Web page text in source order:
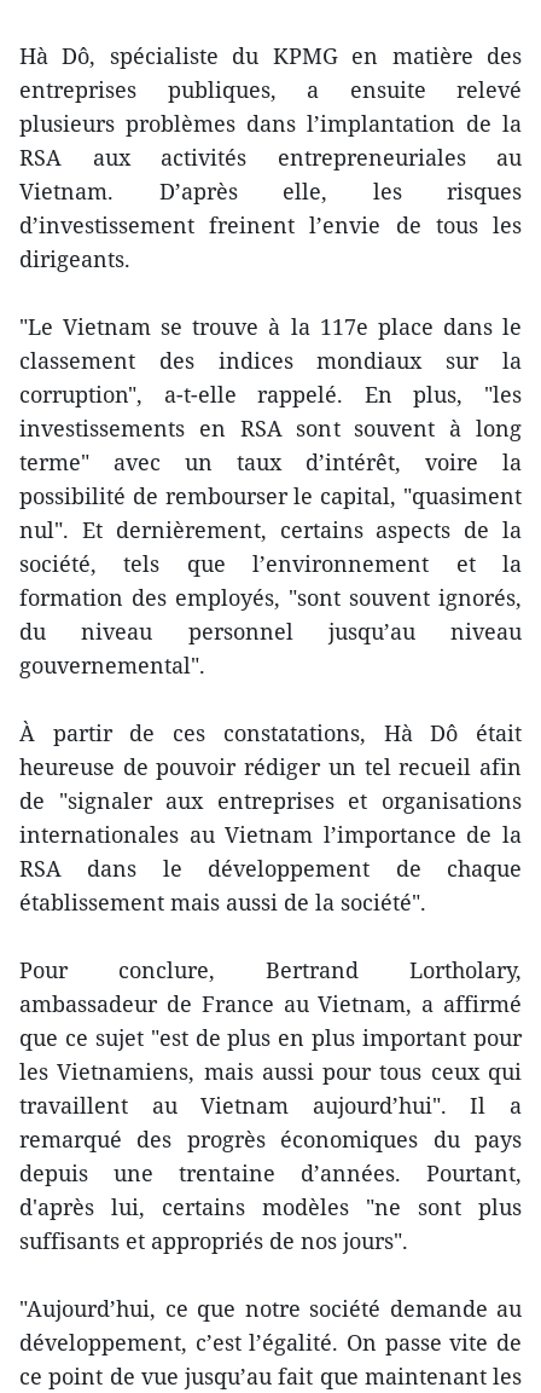
Hà Dô, spécialiste du KPMG en matière des
entreprises publiques, a ensuite relevé
plusieurs problèmes dans l’implantation de la
RSA aux activités entrepreneuriales au
Vietnam. D’après elle, les risques
d’investissement freinent l’envie de tous les
dirigeants.
"Le Vietnam se trouve à la 117e place dans le
classement des indices mondiaux sur la
corruption", a-t-elle rappelé. En plus, "les
investissements en RSA sont souvent à long
terme" avec un taux d’intérêt, voire la
possibilité de rembourser le capital, "quasiment
nul". Et dernièrement, certains aspects de la
société, tels que l’environnement et la
formation des employés, "sont souvent ignorés,
du niveau personnel jusqu’au niveau
gouvernemental".
À partir de ces constatations, Hà Dô était
heureuse de pouvoir rédiger un tel recueil afin
de "signaler aux entreprises et organisations
internationales au Vietnam l’importance de la
RSA dans le développement de chaque
établissement mais aussi de la société".
Pour conclure, Bertrand Lortholary,
ambassadeur de France au Vietnam, a affirmé
que ce sujet "est de plus en plus important pour
les Vietnamiens, mais aussi pour tous ceux qui
travaillent au Vietnam aujourd’hui". Il a
remarqué des progrès économiques du pays
depuis une trentaine d’années. Pourtant,
d'après lui, certains modèles "ne sont plus
suffisants et appropriés de nos jours".
"Aujourd’hui, ce que notre société demande au
développement, c’est l’égalité. On passe vite de
ce point de vue jusqu’au fait que maintenant les